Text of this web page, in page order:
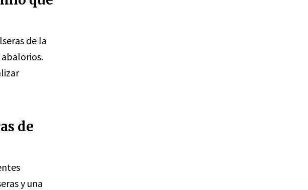
de la
de
y una